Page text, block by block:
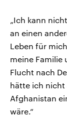
„Ich kann
an einen
Leben für
meine Familie
Flucht nach
hätte ich
Afghanistan
wäre.“